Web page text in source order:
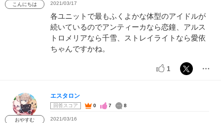
こんにちは 2021/03/17
各ユニットで最もふくよかな体型のアイドルが
続いているのでアンティーカなら恋鐘、アルス
トロメリアなら千雪、ストレイライトなら愛依
ちゃんですかね。
1
おやすむ
エスタロン
回答スコア 0 7 8
2021/03/16